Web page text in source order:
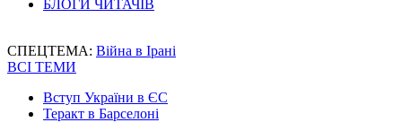
БЛОГИ ЧИТАЧІВ
СПЕЦТЕМА: Війна в Ірані
ВСІ ТЕМИ
Вступ України в ЄС
Теракт в Барселоні